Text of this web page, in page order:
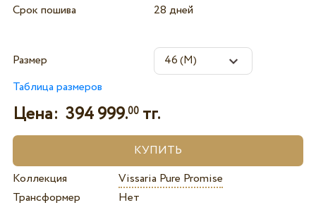
Срок пошива
28 дней
Размер
Таблица размеров
Цена: 394 999.00тг.
Коллекция
Vissaria Pure Promise
Трансформер
Нет